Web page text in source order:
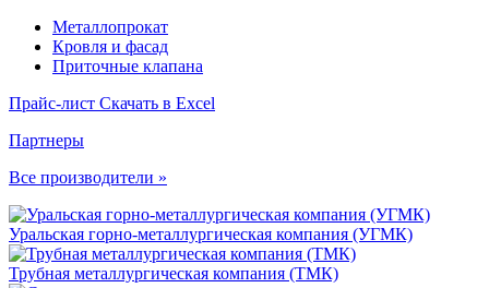
Металлопрокат
Кровля и фасад
Приточные клапана
Прайс-лист Скачать в Excel
Партнеры
Все производители »
Уральская горно-металлургическая компания (УГМК)
Трубная металлургическая компания (ТМК)